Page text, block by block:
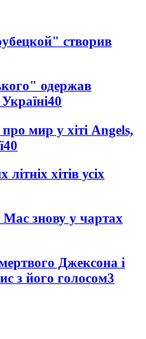
створив
одержав
40
мир у хіті Angels,
40
хітів усіх
знову у чартах
Джексона і
з його голосом3